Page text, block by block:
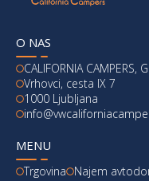
O NAS
CALIFORNIA CAMPERS,
Vrhovci, cesta IX 7
1000 Ljubljana
MENU
Trgovina Najem